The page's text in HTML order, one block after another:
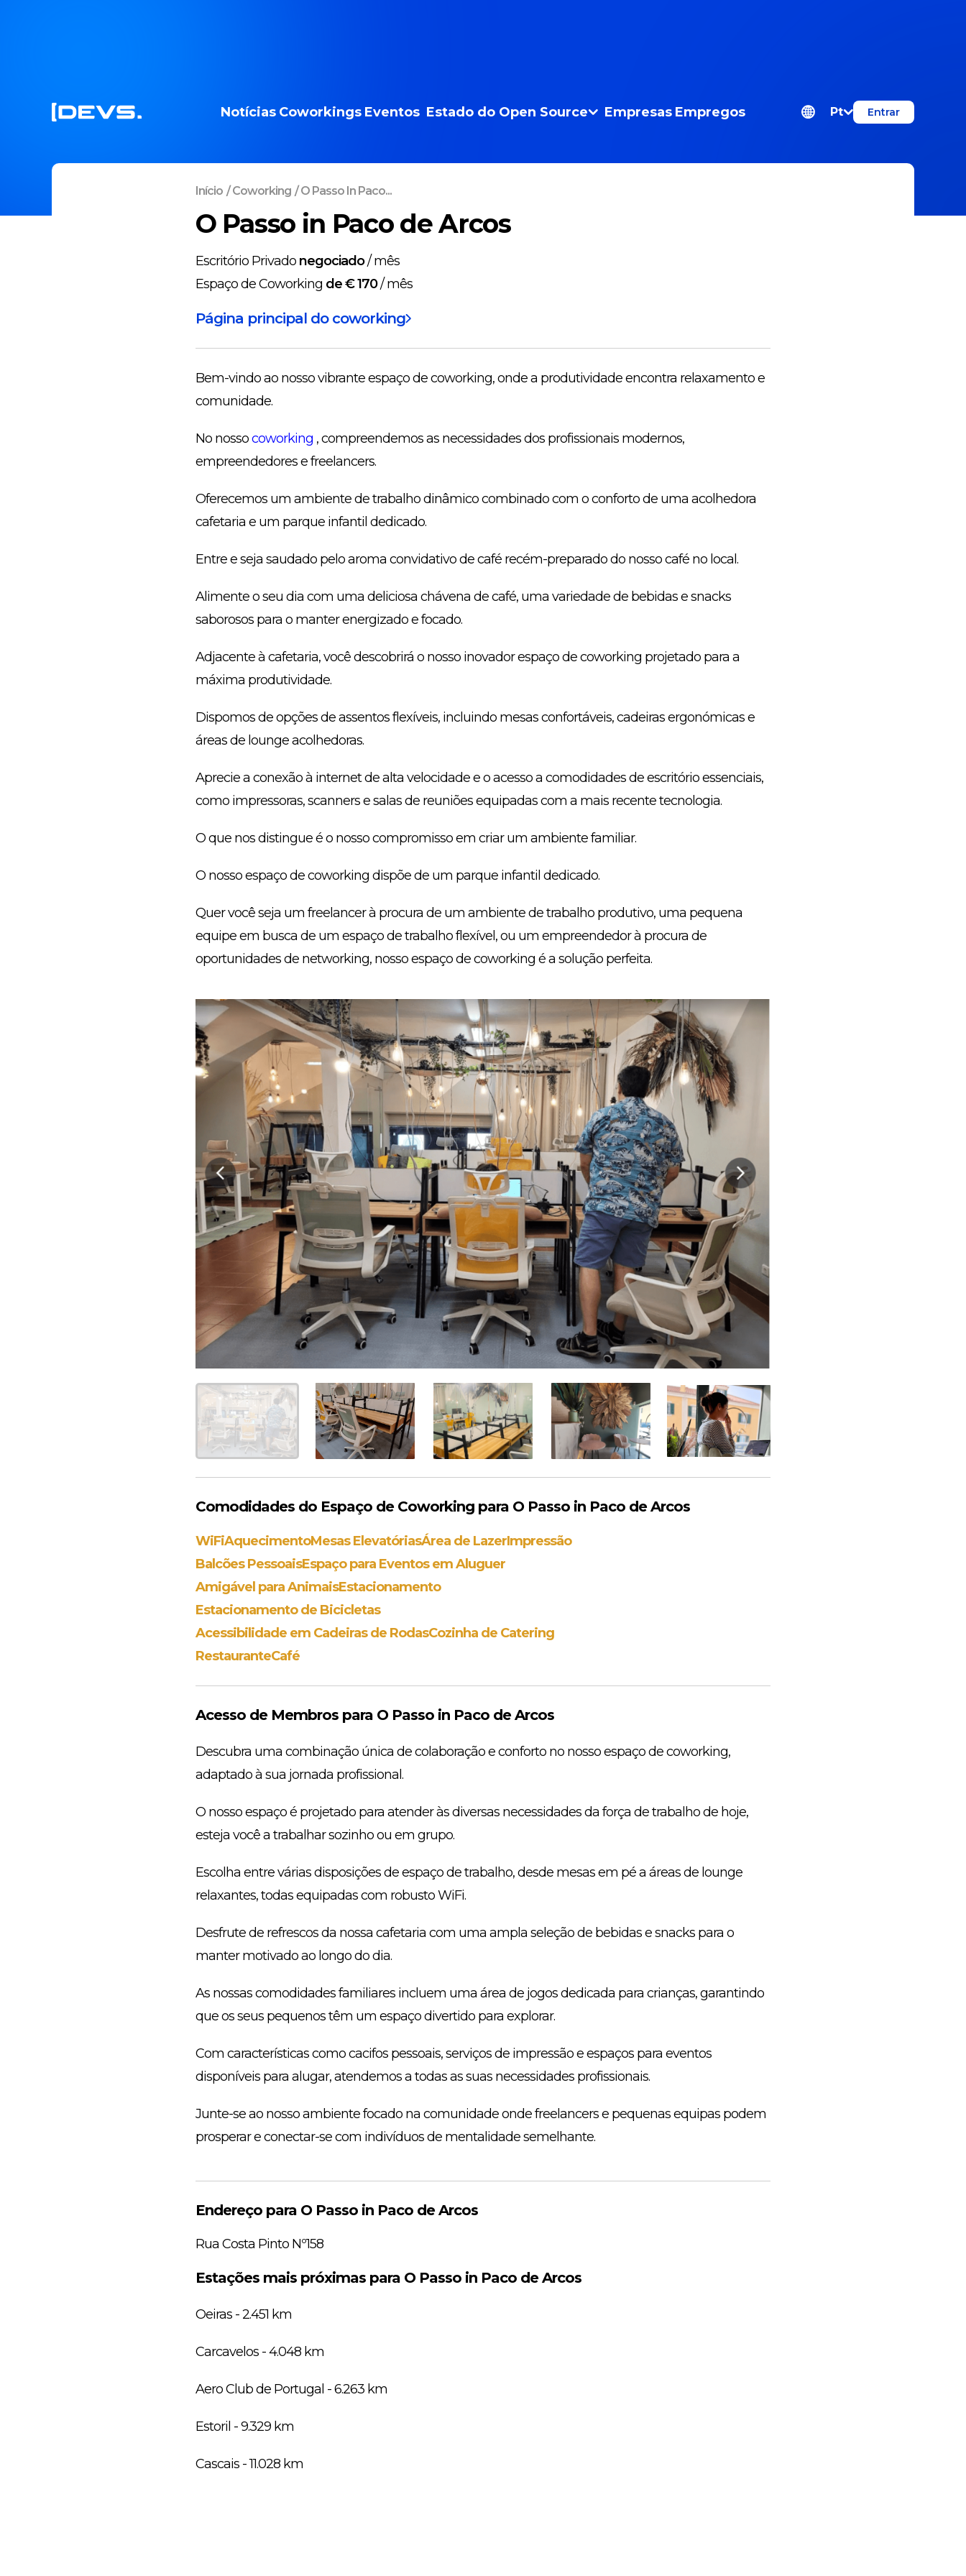
Notícias Coworkings Eventos Estado do Open Source Empresas Empregos Pt Entrar
Início /Coworking / O Passo In Paco...
O Passo in Paco de Arcos
Escritório Privado negociado/mês
Espaço de Coworking de € 170/mês
Página principal do coworking
Bem-vindo ao nosso vibrante espaço de coworking, onde a produtividade encontra relaxamento e
comunidade.
No nossocoworking , compreendemos as necessidades dos profissionais modernos,
empreendedores e freelancers.
Oferecemos um ambiente de trabalho dinâmico combinado com o conforto de uma acolhedora
cafetaria e um parque infantil dedicado.
Entre e seja saudado pelo aroma convidativo de café recém-preparado do nosso café no local.
Alimente o seu dia com uma deliciosa chávena de café, uma variedade de bebidas e snacks
saborosos para o manter energizado e focado.
Adjacente à cafetaria, você descobrirá o nosso inovador espaço de coworking projetado para a
máxima produtividade.
Dispomos de opções de assentos flexíveis, incluindo mesas confortáveis, cadeiras ergonómicas e
áreas de lounge acolhedoras.
Aprecie a conexão à internet de alta velocidade e o acesso a comodidades de escritório essenciais,
como impressoras, scanners e salas de reuniões equipadas com a mais recente tecnologia.
O que nos distingue é o nosso compromisso em criar um ambiente familiar.
O nosso espaço de coworking dispõe de um parque infantil dedicado.
Quer você seja um freelancer à procura de um ambiente de trabalho produtivo, uma pequena
equipe em busca de um espaço de trabalho flexível, ou um empreendedor à procura de
oportunidades de networking, nosso espaço de coworking é a solução perfeita.
Comodidades do Espaço de Coworking para O Passo in Paco de Arcos
WiFiAquecimentoMesas ElevatóriasÁrea de LazerImpressão
Balcões PessoaisEspaço para Eventos em Aluguer
Amigável para AnimaisEstacionamento
Estacionamento de Bicicletas
Acessibilidade em Cadeiras de RodasCozinha de Catering
RestauranteCafé
Acesso de Membros para O Passo in Paco de Arcos
Descubra uma combinação única de colaboração e conforto no nosso espaço de coworking,
adaptado à sua jornada profissional.
O nosso espaço é projetado para atender às diversas necessidades da força de trabalho de hoje,
esteja você a trabalhar sozinho ou em grupo.
Escolha entre várias disposições de espaço de trabalho, desde mesas em pé a áreas de lounge
relaxantes, todas equipadas com robusto WiFi.
Desfrute de refrescos da nossa cafetaria com uma ampla seleção de bebidas e snacks para o
manter motivado ao longo do dia.
As nossas comodidades familiares incluem uma área de jogos dedicada para crianças, garantindo
que os seus pequenos têm um espaço divertido para explorar.
Com características como cacifos pessoais, serviços de impressão e espaços para eventos
disponíveis para alugar, atendemos a todas as suas necessidades profissionais.
Junte-se ao nosso ambiente focado na comunidade onde freelancers e pequenas equipas podem
prosperar e conectar-se com indivíduos de mentalidade semelhante.
Endereço para O Passo in Paco de Arcos
Rua Costa Pinto Nº158
Estações mais próximas para O Passo in Paco de Arcos
Oeiras - 2.451 km
Carcavelos - 4.048 km
Aero Club de Portugal - 6.263 km
Estoril - 9.329 km
Cascais - 11.028 km